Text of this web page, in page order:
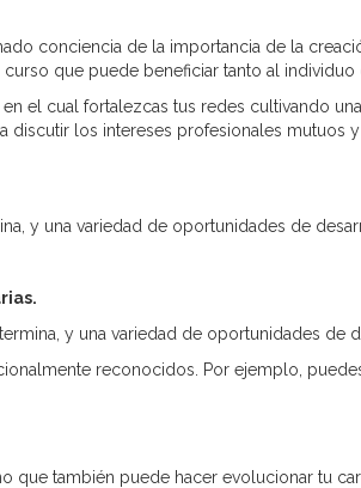
conciencia de la importancia de la
que puede beneficiar tanto al individuo
el cual fortalezcas tus redes cultivando
discutir los intereses profesionales
y una variedad de oportunidades de
y una variedad de oportunidades de
reconocidos. Por ejemplo,
que también puede hacer evolucionar tu